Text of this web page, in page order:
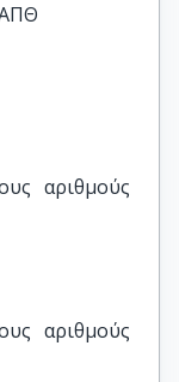
αριθμούς
αριθμούς